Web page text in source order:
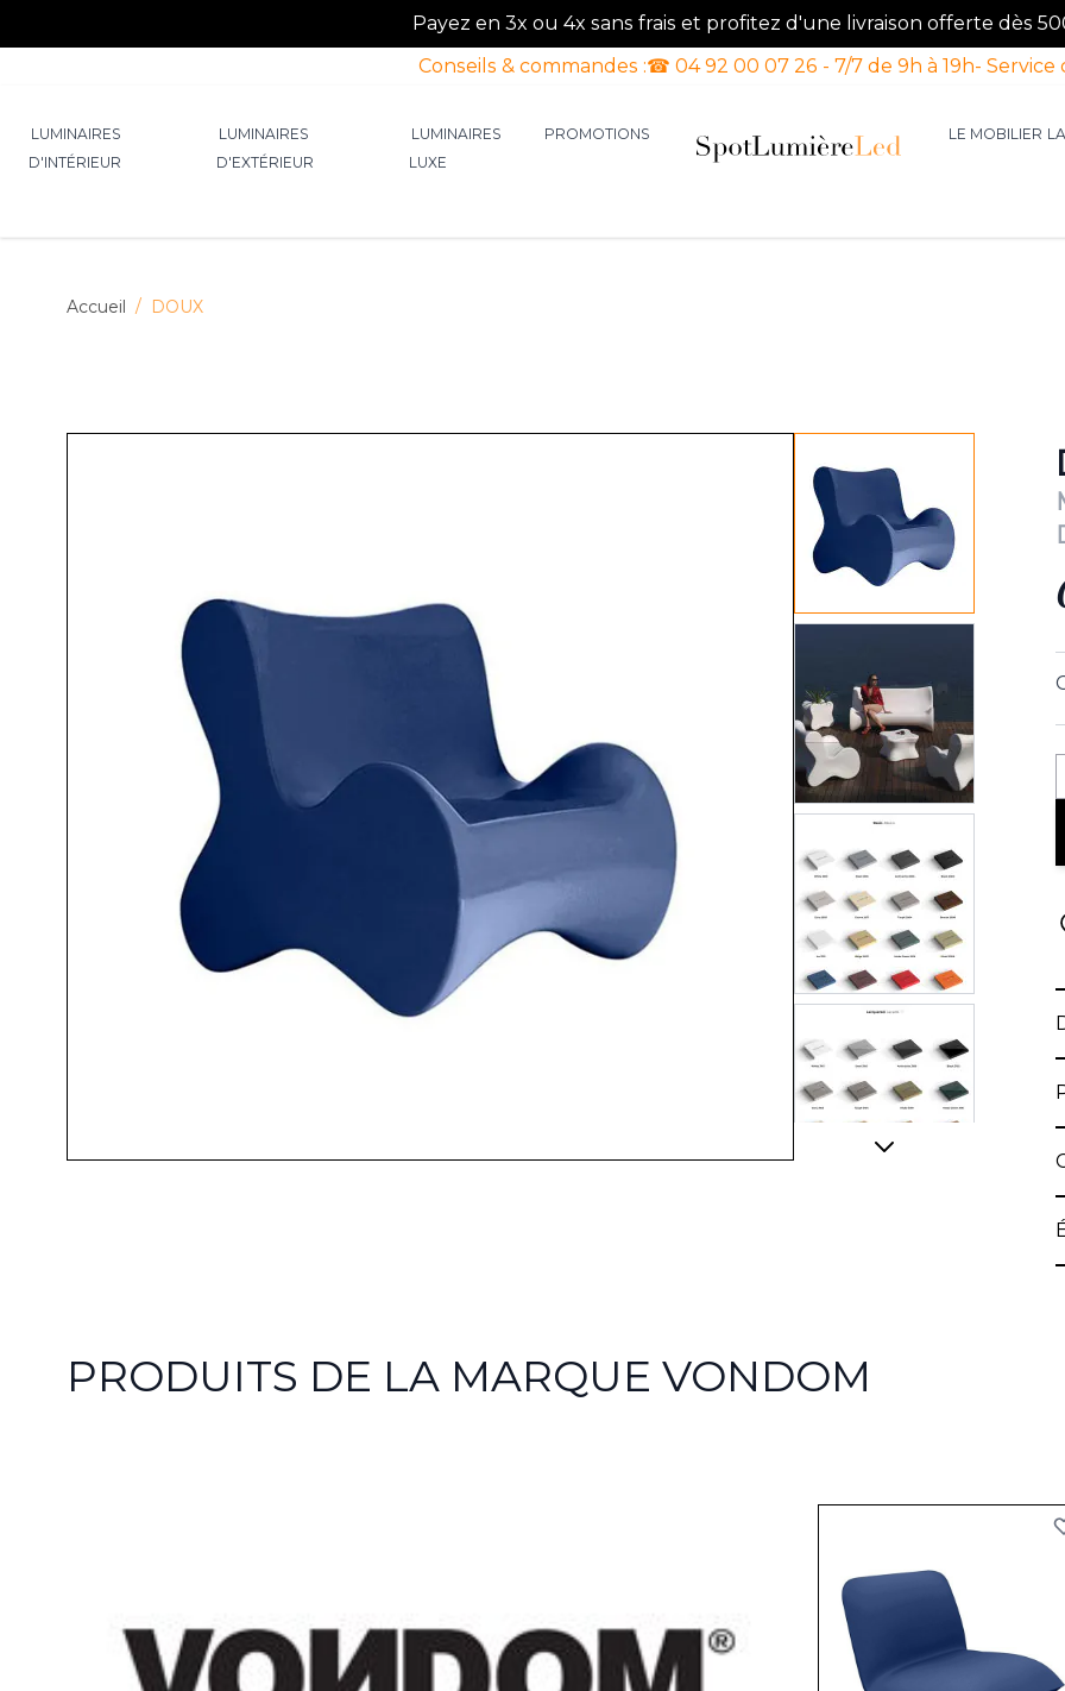
Payez en 3x ou 4x sans frais et profitez d'une livraison offerte dès
Conseils & commandes :☎ 04 92 00 07 26 - 7/7 de 9h à 19h-
LUMINAIRES
D'INTÉRIEUR
LUMINAIRES
D'EXTÉRIEUR
LUMINAIRES
LUXE
PROMOTIONS LE MOBILIER
Accueil / DOUX
View larger image
View larger image
View larger image
PRODUITS DE LA MARQUE VONDOM